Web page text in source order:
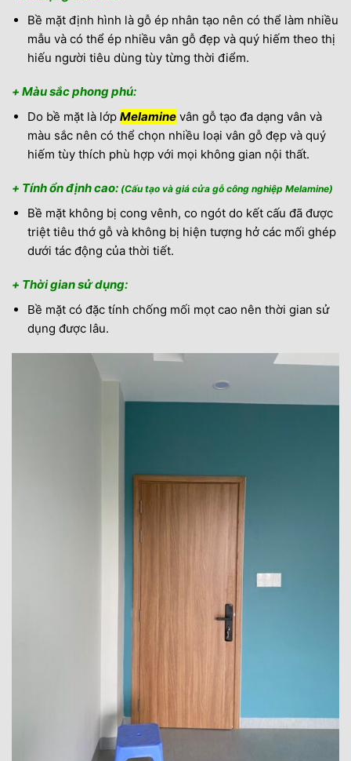
Bề mặt định hình là gỗ ép nhân tạo nên có thể làm nhiều
mẫu và có thể ép nhiều vân gỗ đẹp và quý hiếm theo thị
hiếu người tiêu dùng tùy từng thời điểm.
+ Màu sắc phong phú:
Do bề mặt là lớp Melaminevân gỗ tạo đa dạng vân và
màu sắc nên có thể chọn nhiều loại vân gỗ đẹp và quý
hiếm tùy thích phù hợp với mọi không gian nội thất.
+ Tính ổn định cao: (Cấu tạo và giá cửa gỗ công nghiệp Melamine)
Bề mặt không bị cong vênh, co ngót do kết cấu đã được
triệt tiêu thớ gỗ và không bị hiện tượng hở các mối ghép
dưới tác động của thời tiết.
+ Thời gian sử dụng:
Bề mặt có đặc tính chống mối mọt cao nên thời gian sử
dụng được lâu.